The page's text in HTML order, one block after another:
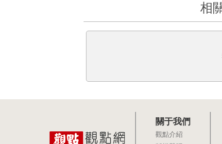
相
關于我們
觀點介紹